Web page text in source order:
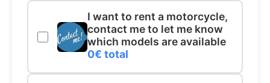
I want to rent a motorcycle,
contact me to let me know
which models are available
0€ total